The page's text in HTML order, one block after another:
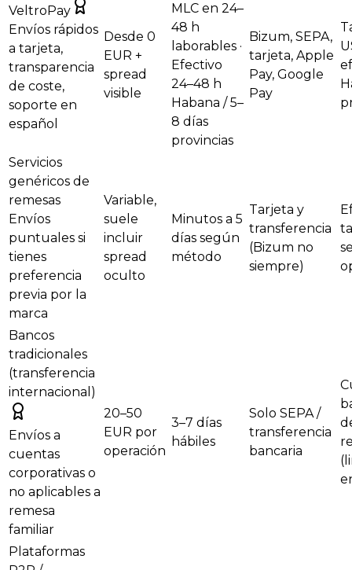
VeltroPay
Envíos rápidos
a tarjeta,
transparencia
de coste,
soporte en
español
Desde 0
EUR +
spread
visible
MLC en 24–
48 h
laborables ·
Efectivo
24–48 h
Habana / 5–
8 días
provincias
Bizum, SEPA,
tarjeta, Apple
Pay, Google
Pay
Servicios
genéricos de
remesas
Envíos
puntuales si
tienes
preferencia
previa por la
marca
Variable,
suele
incluir
spread
oculto
Minutos a 5
días según
método
Tarjeta y
transferencia
(Bizum no
siempre)
Bancos
tradicionales
(transferencia
internacional)
Envíos a
cuentas
corporativas o
no aplicables a
remesa
familiar
20–50
EUR por
operación
3–7 días
hábiles
Solo SEPA /
transferencia
bancaria
Plataformas